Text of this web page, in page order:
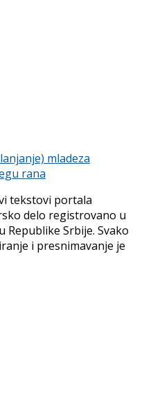
mladeza
rana
tekstovi portala
delo registrovano u
Srbije. Svako
i presnimavanje je